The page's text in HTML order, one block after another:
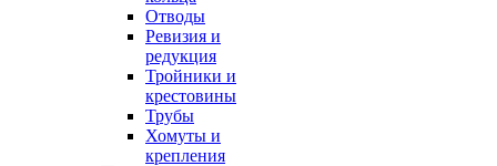
Отводы
Ревизия и
редукция
Тройники и
крестовины
Трубы
Хомуты и
крепления